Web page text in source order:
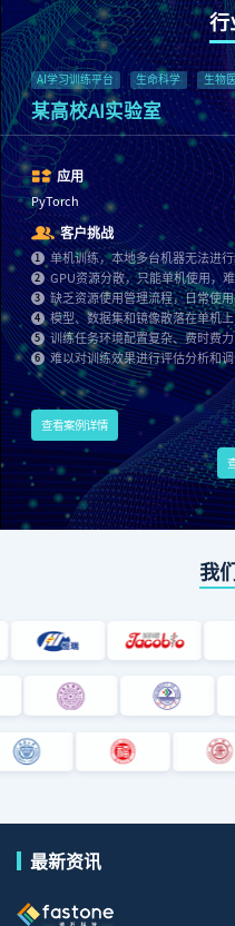
AI计算、MLOps研发环境全覆盖
混合云AI研发平台解决方案
场景说明
本地AI/MLOps研发环境自动结合云
支持业务动态扩展、资源动态扩展
全面满足企业多业务并行计算需求
行
AI学习训练平台 生命科学 生物
某高校AI实验室
应用
PyTorch
客户挑战
1 单机训练，本地多台机器无法进
2 GPU资源分散，只能单机使用，
3 缺乏资源使用管理流程，日常使
4 模型、数据集和镜像散落在单机
5 训练任务环境配置复杂、费时费
6 难以对训练效果进行评估分析和
查看案例详情
我
最新资讯